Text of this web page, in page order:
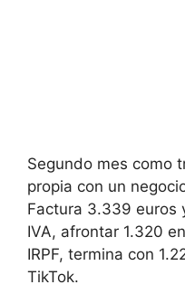
Segundo mes como
propia con un
Factura 3.339 euros
IVA, afrontar 1.320
IRPF, termina con
TikTok.